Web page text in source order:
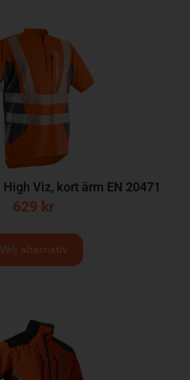
Viz, kort ärm EN 20471
629 kr
Välj alternativ